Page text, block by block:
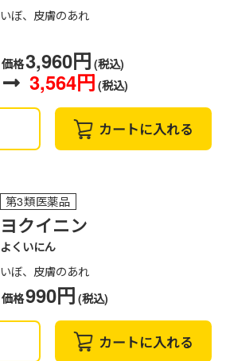
いぼ、皮膚のあれ
価格3,960円 (税込)
3,564円 (税込)
カートに入れる
第3類医薬品
ヨクイニン
よくいにん
いぼ、皮膚のあれ
価格990円 (税込)
カートに入れる